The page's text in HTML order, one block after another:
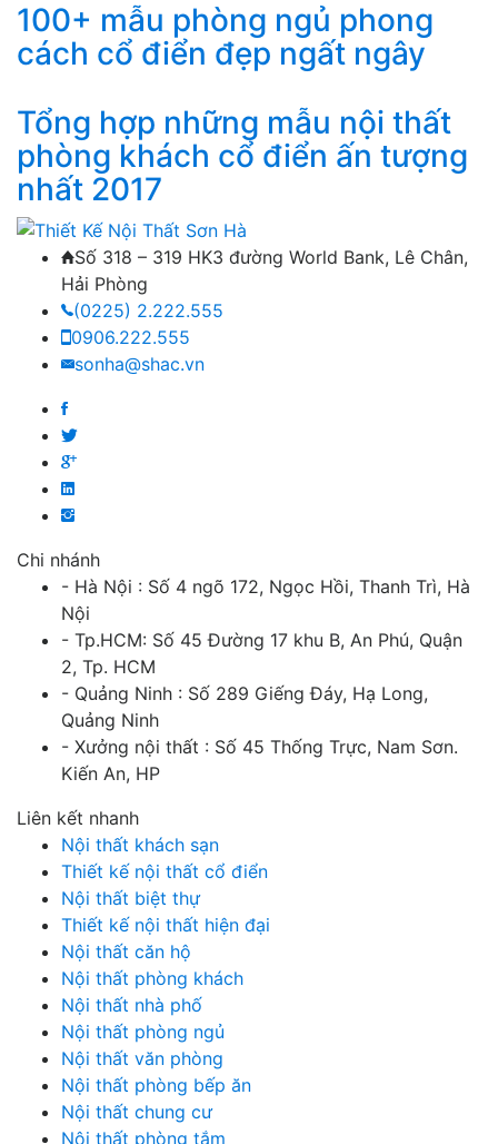
100+ mẫu phòng ngủ phong
cách cổ điển đẹp ngất ngây
Tổng hợp những mẫu nội thất
phòng khách cổ điển ấn tượng
nhất 2017
Số 318 – 319 HK3 đường World Bank, Lê Chân,
Hải Phòng
(0225) 2.222.555
0906.222.555
sonha@shac.vn
Chi nhánh
- Hà Nội : Số 4 ngõ 172, Ngọc Hồi, Thanh Trì, Hà
Nội
- Tp.HCM: Số 45 Đường 17 khu B, An Phú, Quận
2, Tp. HCM
- Quảng Ninh : Số 289 Giếng Đáy, Hạ Long,
Quảng Ninh
- Xưởng nội thất : Số 45 Thống Trực, Nam Sơn.
Kiến An, HP
Liên kết nhanh
Nội thất khách sạn
Thiết kế nội thất cổ điển
Nội thất biệt thự
Thiết kế nội thất hiện đại
Nội thất căn hộ
Nội thất phòng khách
Nội thất nhà phố
Nội thất phòng ngủ
Nội thất văn phòng
Nội thất phòng bếp ăn
Nội thất chung cư
Nội thất phòng tắm